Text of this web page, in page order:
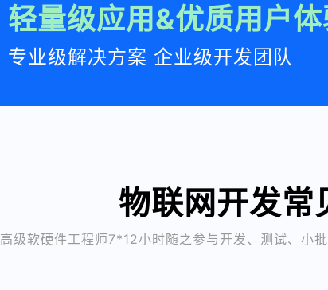
轻量级应用&优质用户
专业级解决方案 企业级开发团队
物联网开发常
高级软硬件工程师7*12小时随之参与开发、测试、小